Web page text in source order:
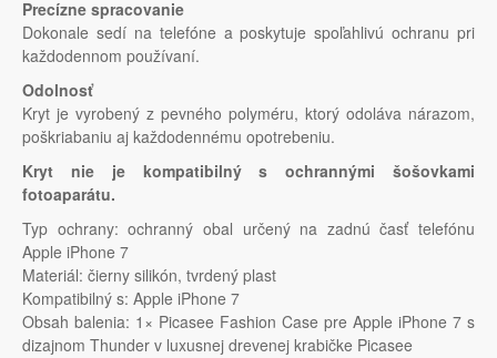
Precízne spracovanie
Dokonale sedí na telefóne a poskytuje spoľahlivú ochranu pri
každodennom používaní.
Odolnosť
Kryt je vyrobený z pevného polyméru, ktorý odoláva nárazom,
poškriabaniu aj každodennému opotrebeniu.
Kryt nie je kompatibilný s ochrannými šošovkami
fotoaparátu.
Typ ochrany: ochranný obal určený na zadnú časť telefónu
Apple iPhone 7
Materiál: čierny silikón, tvrdený plast
Kompatibilný s: Apple iPhone 7
Obsah balenia: 1× Picasee Fashion Case pre Apple iPhone 7 s
dizajnom Thunder v luxusnej drevenej krabičke Picasee